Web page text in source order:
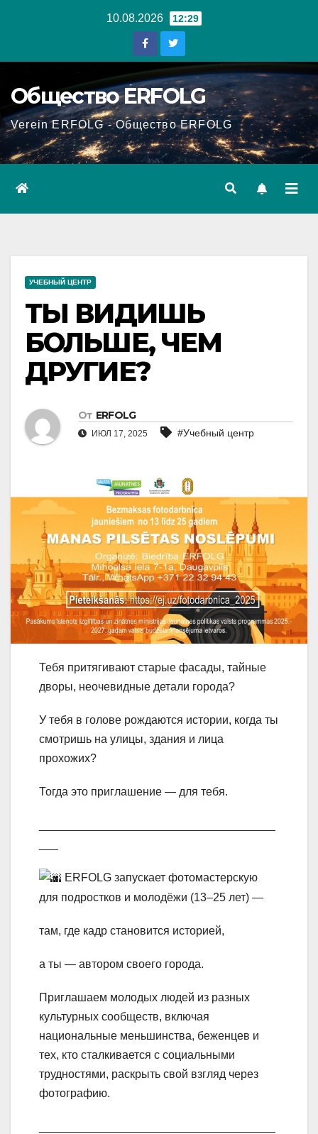
10.08.2026 12:29
Общество ERFOLG
Verein ERFOLG - Общество ERFOLG
УЧЕБНЫЙ ЦЕНТР
ТЫ ВИДИШЬ
БОЛЬШЕ, ЧЕМ
ДРУГИЕ?
От ERFOLG
ИЮЛ 17, 2025 #Учебный центр
Тебя притягивают старые фасады, тайные
дворы, неочевидные детали города?
У тебя в голове рождаются истории, когда ты
смотришь на улицы, здания и лица
прохожих?
Тогда это приглашение — для тебя.
ERFOLG запускает фотомастерскую
для подростков и молодёжи (13–25 лет) —
там, где кадр становится историей,
а ты — автором своего города.
Приглашаем молодых людей из разных
культурных сообществ, включая
национальные меньшинства, беженцев и
тех, кто сталкивается с социальными
трудностями, раскрыть свой взгляд через
фотографию.